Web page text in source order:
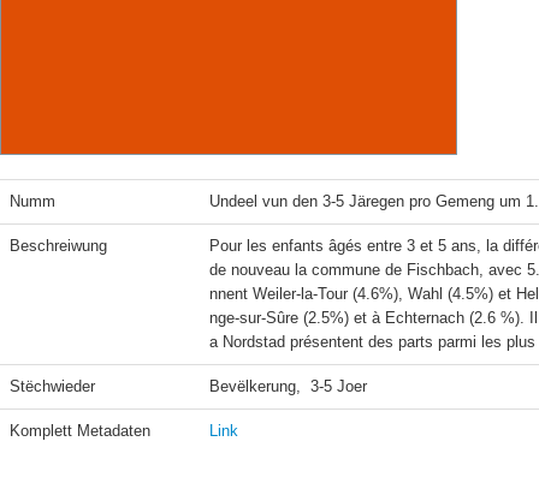
Numm Undeel vun den 3-5 Järegen pro Gemeng um
Beschreiwung
Pour les enfants âgés entre 3 et 5 ans, la
de nouveau la commune de Fischbach, avec
nnent Weiler-la-Tour (4.6%), Wahl (4.5%) et
nge-sur-Sûre (2.5%) et à Echternach (2.6 %).
a Nordstad présentent des parts parmi les
Stëchwieder Bevëlkerung,  3-5 Joer
Komplett Metadaten Link